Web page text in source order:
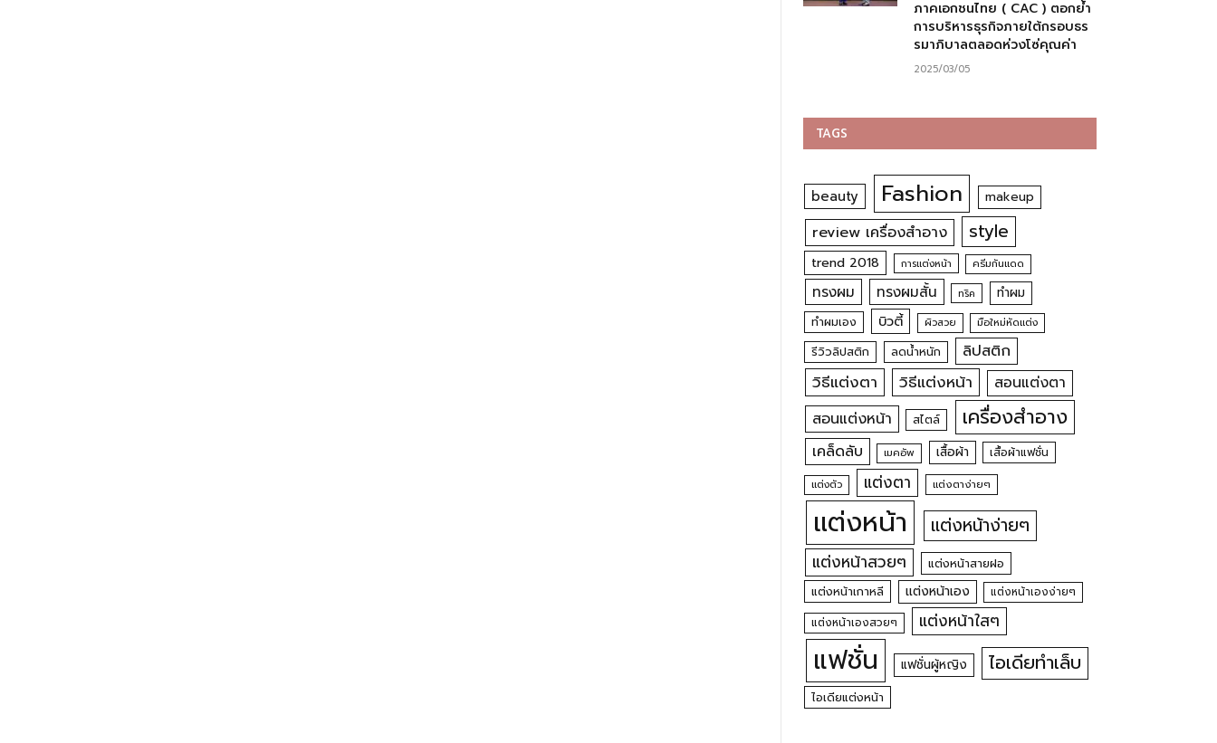
ภาคเอกชนไทย ( CAC ) ตอกย้ำ
การบริหารธุรกิจภายใต้กรอบธร
รมาภิบาลตลอดห่วงโซ่คุณค่า
2025/03/05
TAGS
beauty Fashion makeup
review เครื่องสำอาง style
trend 2018 การแต่งหน้า ครีมกันแดด
ทรงผม ทรงผมสั้น ทริค ทำผม
ทำผมเอง บิวตี้ ผิวสวย มือใหม่หัดแต่ง
รีวิวลิปสติก ลดน้ำหนัก ลิปสติก
วิธีแต่งตา วิธีแต่งหน้า สอนแต่งตา
สอนแต่งหน้า สไตล์ เครื่องสำอาง
เคล็ดลับ เมคอัพ เสื้อผ้า เสื้อผ้าแฟชั่น
แต่งตัว แต่งตา แต่งตาง่ายๆ
แต่งหน้า แต่งหน้าง่ายๆ
แต่งหน้าสวยๆ
แต่งหน้าสายฝอ
แต่งหน้าเกาหลี
แต่งหน้าเอง
แต่งหน้าเองง่ายๆ
แต่งหน้าเองสวยๆ
แต่งหน้าใสๆ
แฟชั่น แฟชั่นผู้หญิง ไอเดียทำเล็บ
ไอเดียแต่งหน้า